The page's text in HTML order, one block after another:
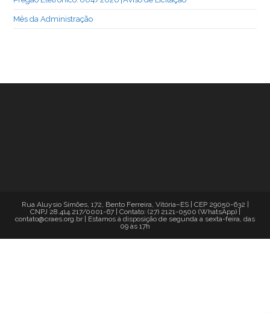
Mês da Administração
Rua Aluysio Simões, 172, Bento Ferreira, Vitória–ES | CEP 29050-632 |
CNPJ 28.414.217/0001-67 | Contato: (27) 2121-0500 (WhatsApp) |
contato@craes.org.br | Estamos à disposição de segunda a sexta-feira, das
09 às 17h